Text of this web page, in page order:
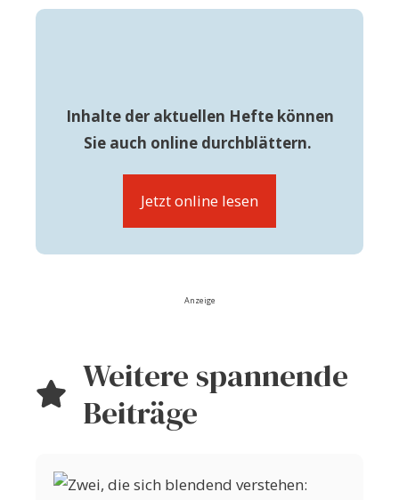
Inhalte der aktuellen Hefte können
Sie auch online durchblättern.
Jetzt online lesen
Anzeige
Weitere spannende
Beiträge